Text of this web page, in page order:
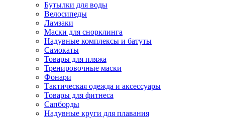
Бутылки для воды
Велосипеды
Ламзаки
Маски для снорклинга
Надувные комплексы и батуты
Самокаты
Товары для пляжа
Тренировочные маски
Фонари
Тактическая одежда и аксессуары
Товары для фитнеса
Сапборды
Надувные круги для плавания